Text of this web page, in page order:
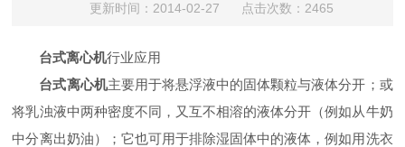
更新时间：2014-02-27 点击次数：2465
台式离心机行业应用
台式离心机主要用于将悬浮液中的固体颗粒与液体分开；或
将乳浊液中两种密度不同，又互不相溶的液体分开（例如从牛奶
中分离出奶油）；它也可用于排除湿固体中的液体，例如用洗衣